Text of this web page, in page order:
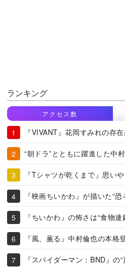
ランキング
アクセス数
『VIVANT』花岡すみれの存
“朝ドラ”とともに躍進した中
『Tシャツが乾くまで』思い
『映画ちいかわ』が描いた“
『ちいかわ』の怖さは“食物
『風、薫る』中村倫也の本格
『スパイダーマン：BND』の